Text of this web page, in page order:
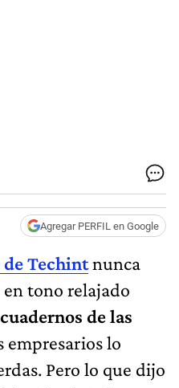
Agregar PERFIL en Google
de Techintnunca
tono relajado
cuadernos de las
empresarios lo
Pero lo que dijo